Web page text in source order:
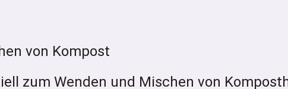
von Kompost
zum Wenden und Mischen von